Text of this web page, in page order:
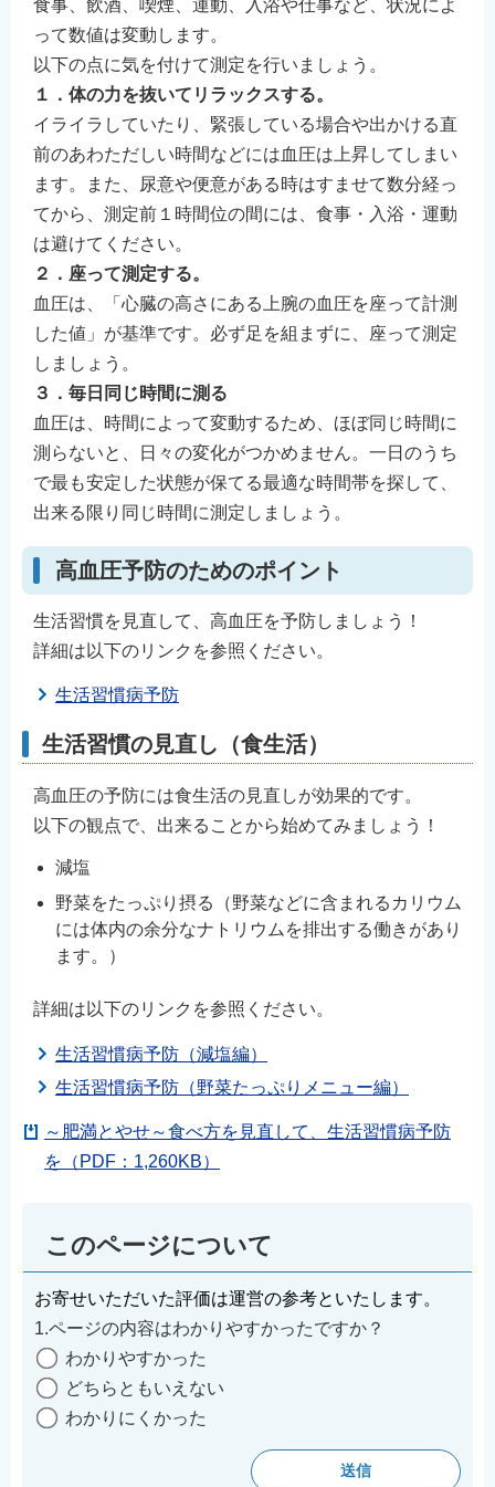
食事、飲酒、喫煙、運動、入浴や仕事など、状況によ
って数値は変動します。
以下の点に気を付けて測定を行いましょう。
１．体の力を抜いてリラックスする。
イライラしていたり、緊張している場合や出かける直
前のあわただしい時間などには血圧は上昇してしまい
ます。また、尿意や便意がある時はすませて数分経っ
てから、測定前１時間位の間には、食事・入浴・運動
は避けてください。
２．座って測定する。
血圧は、「心臓の高さにある上腕の血圧を座って計測
した値」が基準です。必ず足を組まずに、座って測定
しましょう。
３．毎日同じ時間に測る
血圧は、時間によって変動するため、ほぼ同じ時間に
測らないと、日々の変化がつかめません。一日のうち
で最も安定した状態が保てる最適な時間帯を探して、
出来る限り同じ時間に測定しましょう。
高血圧予防のためのポイント
生活習慣を見直して、高血圧を予防しましょう！
詳細は以下のリンクを参照ください。
生活習慣病予防
生活習慣の見直し（食生活）
高血圧の予防には食生活の見直しが効果的です。
以下の観点で、出来ることから始めてみましょう！
減塩
野菜をたっぷり摂る（野菜などに含まれるカリウム
には体内の余分なナトリウムを排出する働きがあり
ます。）
詳細は以下のリンクを参照ください。
生活習慣病予防（減塩編）
生活習慣病予防（野菜たっぷりメニュー編）
～肥満とやせ～食べ方を見直して、生活習慣病予防
を（PDF：1,260KB）
このページについて
お寄せいただいた評価は運営の参考といたします。
1.ページの内容はわかりやすかったですか？
わかりやすかった
どちらともいえない
わかりにくかった